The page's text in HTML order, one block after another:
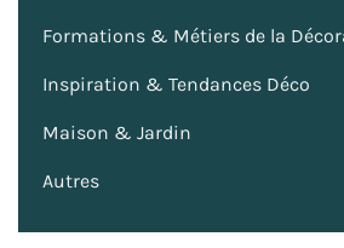
Formations & Métiers de la
Inspiration & Tendances Déco
Maison & Jardin
Autres